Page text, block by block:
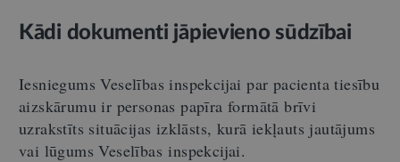
Kādi dokumenti jāpievieno sūdzībai
Iesniegums Veselības inspekcijai par pacienta tiesību
aizskārumu ir personas papīra formātā brīvi
uzrakstīts situācijas izklāsts, kurā iekļauts jautājums
vai lūgums Veselības inspekcijai.